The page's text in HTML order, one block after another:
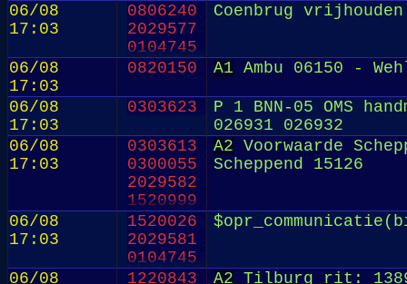
06/08
17:03
0806240
2029577
0104745
Coenbrug
06/08
17:03
0820150 A1 Ambu 06150 -
06/08
17:03
0303623
P 1 BNN-05 OMS
026931 026932
06/08
17:03
0303613
0300055
2029582
1520999
A2 Voorwaarde
Scheppend 15126
06/08
17:03
1520026
2029581
0104745
06/08
1220843 A2 Tilburg rit: